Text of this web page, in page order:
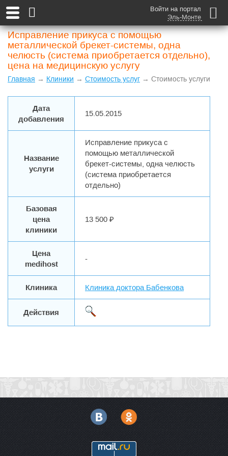
Войти на портал
Эль-Монте
Исправление прикуса с помощью
металлической брекет-системы, одна
челюсть (система приобретается отдельно),
цена на медицинскую услугу
Главная → Клиники → Стоимость услуг → Стоимость услуги
Дата
добавления
15.05.2015
Название
услуги
Исправление прикуса с
помощью металлической
брекет-системы, одна челюсть
(система приобретается
отдельно)
Базовая
цена
клиники
13 500 ₽
Цена
medihost
-
Клиника Клиника доктора Бабенкова
Действия